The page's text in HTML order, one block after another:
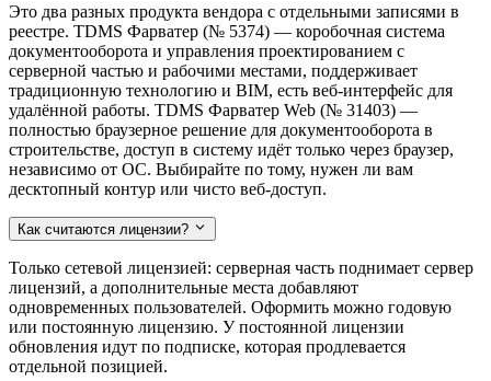
Это два разных продукта вендора с отдельными записями в
реестре. TDMS Фарватер (№ 5374) — коробочная система
документооборота и управления проектированием с
серверной частью и рабочими местами, поддерживает
традиционную технологию и BIM, есть веб-интерфейс для
удалённой работы. TDMS Фарватер Web (№ 31403) —
полностью браузерное решение для документооборота в
строительстве, доступ в систему идёт только через браузер,
независимо от ОС. Выбирайте по тому, нужен ли вам
десктопный контур или чисто веб-доступ.
Как считаются лицензии?
Только сетевой лицензией: серверная часть поднимает сервер
лицензий, а дополнительные места добавляют
одновременных пользователей. Оформить можно годовую
или постоянную лицензию. У постоянной лицензии
обновления идут по подписке, которая продлевается
отдельной позицией.